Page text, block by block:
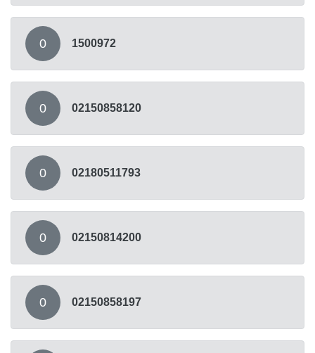
0 1500972
0 02150858120
0 02180511793
0 02150814200
0 02150858197